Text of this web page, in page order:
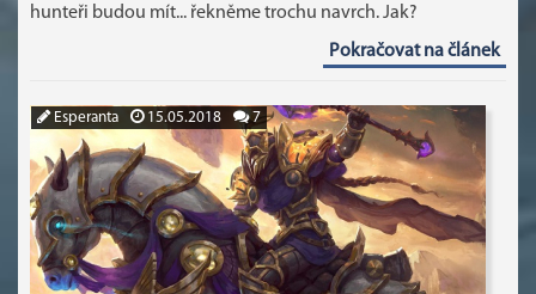
hunteři budou mít... řekněme trochu navrch. Jak?
Pokračovat na článek
Esperanta 15.05.2018 7